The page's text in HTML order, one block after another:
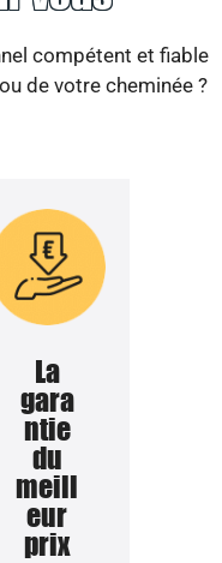
compétent et fiable
de votre cheminée ?
La
gara
ntie
du
meill
eur
prix